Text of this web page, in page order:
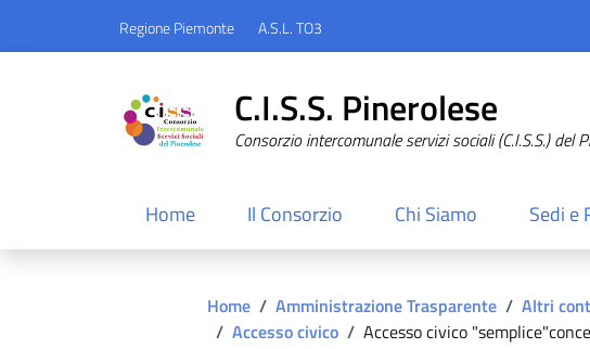
Regione Piemonte A.S.L. TO3
C.I.S.S. Pinerolese
Consorzio intercomunale servizi sociali (C.I.S.S.) del
Home Il Consorzio Chi Siamo Sedi e
Home / Amministrazione Trasparente / Altri
/ Accesso civico / Accesso civico